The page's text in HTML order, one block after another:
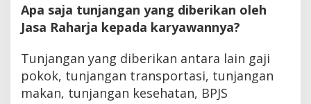
Apa saja tunjangan yang diberikan oleh
Jasa Raharja kepada karyawannya?
Tunjangan yang diberikan antara lain gaji
pokok, tunjangan transportasi, tunjangan
makan, tunjangan kesehatan, BPJS